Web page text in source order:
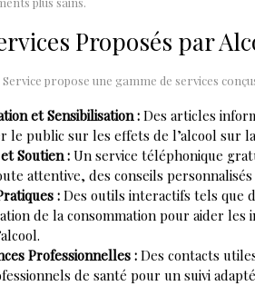
Proposés par
propose une gamme de services
et Sensibilisation : Des articles
le public sur les effets de l’alcool sur
Soutien :Un service téléphonique
attentive, des conseils
: Des outils interactifs tels que
de la consommation pour aider
Professionnelles : Des contacts
de santé pour un suivi